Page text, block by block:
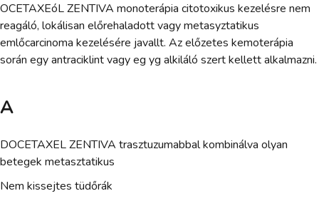
OCETAXEóL ZENTIVA monoterápia citotoxikus kezelésre nem
reagáló, lokálisan előrehaladott vagy metasyztatikus
emlőcarcinoma kezelésére javallt. Az előzetes kemoterápia
során egy antraciklint vagy eg yg alkiláló szert kellett alkalmazni.
A
DOCETAXEL ZENTIVA trasztuzumabbal kombinálva olyan
betegek metasztatikus
Nem kissejtes tüdőrák